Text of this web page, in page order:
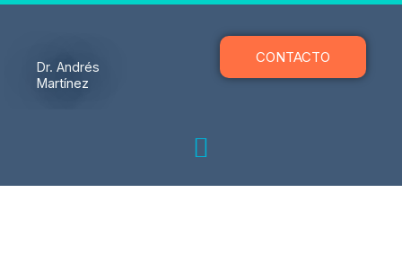
Ir
Dr. Andrés
Martínez
CONTACTO